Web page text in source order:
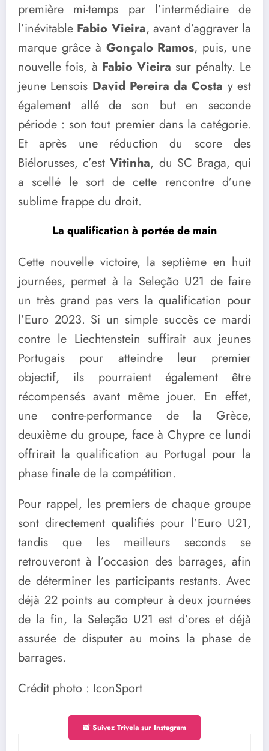
première mi-temps par l’intermédiaire de
l’inévitable Fabio Vieira, avant d’aggraver la
marque grâce à Gonçalo Ramos, puis, une
nouvelle fois, à Fabio Vieira sur pénalty. Le
jeune Lensois David Pereira da Costa y est
également allé de son but en seconde
période : son tout premier dans la catégorie.
Et après une réduction du score des
Biélorusses, c’estVitinha, du SC Braga, qui
a scellé le sort de cette rencontre d’une
sublime frappe du droit.
La qualification à portée de main
Cette nouvelle victoire, la septième en huit
journées, permet à la Seleção U21 de faire
un très grand pas vers la qualification pour
l’Euro 2023. Si un simple succès ce mardi
contre le Liechtenstein suffirait aux jeunes
Portugais pour atteindre leur premier
objectif, ils pourraient également être
récompensés avant même jouer. En effet,
une contre-performance de la Grèce,
deuxième du groupe, face à Chypre ce lundi
offrirait la qualification au Portugal pour la
phase finale de la compétition.
Pour rappel, les premiers de chaque groupe
sont directement qualifiés pour l’Euro U21,
tandis que les meilleurs seconds se
retrouveront à l’occasion des barrages, afin
de déterminer les participants restants. Avec
déjà 22 points au compteur à deux journées
de la fin, la Seleção U21 est d’ores et déjà
assurée de disputer au moins la phase de
barrages.
Crédit photo : IconSport
📸 Suivez Trivela sur Instagram